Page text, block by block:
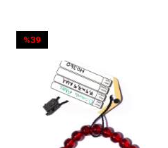
%39
%39İndirim